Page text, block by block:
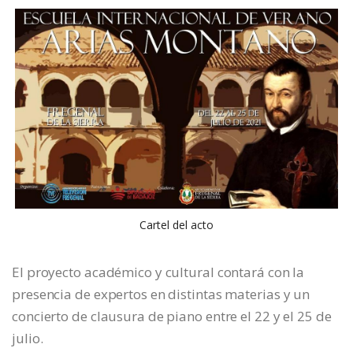
Cartel del acto
El proyecto académico y cultural contará con la
presencia de expertos en distintas materias y un
concierto de clausura de piano entre el 22 y el 25 de
julio.